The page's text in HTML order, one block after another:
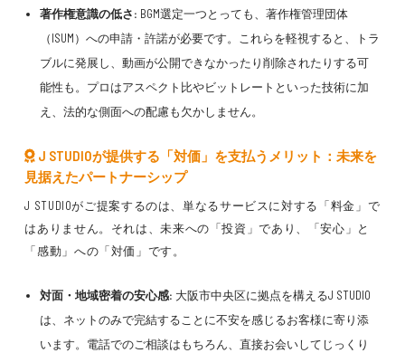
著作権意識の低さ: BGM選定一つとっても、著作権管理団体
（ISUM）への申請・許諾が必要です。これらを軽視すると、トラ
ブルに発展し、動画が公開できなかったり削除されたりする可
能性も。プロはアスペクト比やビットレートといった技術に加
え、法的な側面への配慮も欠かしません。
J STUDIOが提供する「対価」を支払うメリット：未来を
見据えたパートナーシップ
J STUDIOがご提案するのは、単なるサービスに対する「料金」で
はありません。それは、未来への「投資」であり、「安心」と
「感動」への「対価」です。
対面・地域密着の安心感: 大阪市中央区に拠点を構えるJ STUDIO
は、ネットのみで完結することに不安を感じるお客様に寄り添
います。電話でのご相談はもちろん、直接お会いしてじっくり